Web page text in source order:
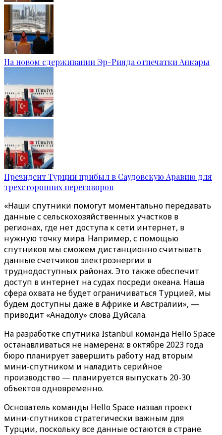
На новом сдерживании Эр-Рияда отпечатки Анкары
Президент Турции прибыл в Саудовскую Аравию для
трехсторонних переговоров
«Наши спутники помогут моментально передавать
данные с сельскохозяйственных участков в
регионах, где нет доступа к сети интернет, в
нужную точку мира. Например, с помощью
спутников мы сможем дистанционно считывать
данные счетчиков электроэнергии в
труднодоступных районах. Это также обеспечит
доступ в интернет на судах посреди океана. Наша
сфера охвата не будет ограничиваться Турцией, мы
будем доступны даже в Африке и Австралии», —
приводит «‎Анадолу»‎ слова Дуйсала.
На разработке спутника Istanbul команда Hello Space
останавливаться не намерена: в октябре 2023 года
бюро планирует завершить работу над вторым
мини-спутником и наладить серийное
производство — планируется выпускать 20-30
объектов одновременно.
Основатель команды Hello Space назвал проект
мини-спутников стратегически важным для
Турции, поскольку все данные остаются в стране.